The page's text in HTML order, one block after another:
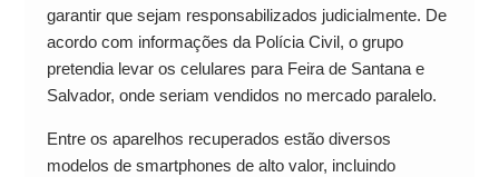
garantir que sejam responsabilizados judicialmente. De
acordo com informações da Polícia Civil, o grupo
pretendia levar os celulares para Feira de Santana e
Salvador, onde seriam vendidos no mercado paralelo.
Entre os aparelhos recuperados estão diversos
modelos de smartphones de alto valor, incluindo